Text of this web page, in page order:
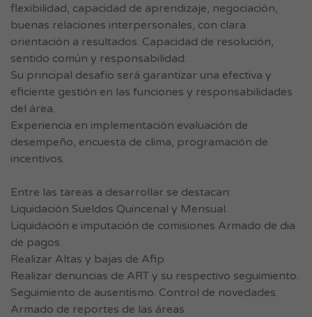
flexibilidad, capacidad de aprendizaje, negociación,
buenas relaciones interpersonales, con clara
orientación a resultados. Capacidad de resolución,
sentido común y responsabilidad.
Su principal desafío será garantizar una efectiva y
eficiente gestión en las funciones y responsabilidades
del área.
Experiencia en implementación evaluación de
desempeño, encuesta de clima, programación de
incentivos.
Entre las tareas a desarrollar se destacan:
Liquidación Sueldos Quincenal y Mensual.
Liquidación e imputación de comisiones Armado de dia
de pagos.
Realizar Altas y bajas de Afip
Realizar denuncias de ART y su respectivo seguimiento.
Seguimiento de ausentismo. Control de novedades.
Armado de reportes de las áreas